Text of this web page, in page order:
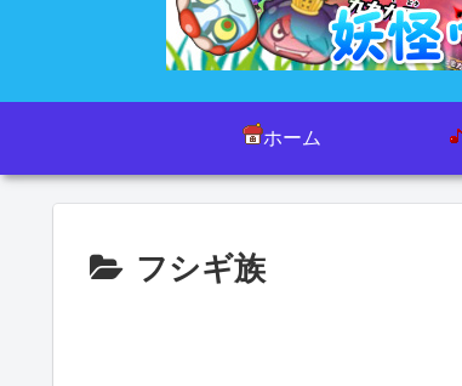
ホーム
フシギ族